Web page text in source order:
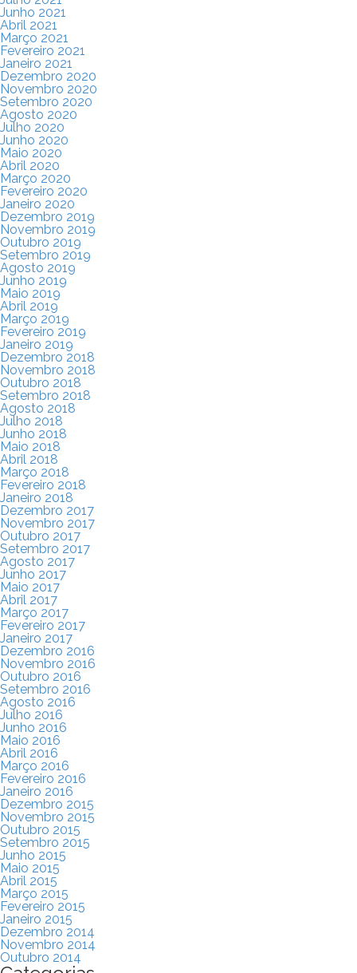
Junho 2021
Abril 2021
Março 2021
Fevereiro 2021
Janeiro 2021
Dezembro 2020
Novembro 2020
Setembro 2020
Agosto 2020
Julho 2020
Junho 2020
Maio 2020
Abril 2020
Março 2020
Fevereiro 2020
Janeiro 2020
Dezembro 2019
Novembro 2019
Outubro 2019
Setembro 2019
Agosto 2019
Junho 2019
Maio 2019
Abril 2019
Março 2019
Fevereiro 2019
Janeiro 2019
Dezembro 2018
Novembro 2018
Outubro 2018
Setembro 2018
Agosto 2018
Julho 2018
Junho 2018
Maio 2018
Abril 2018
Março 2018
Fevereiro 2018
Janeiro 2018
Dezembro 2017
Novembro 2017
Outubro 2017
Setembro 2017
Agosto 2017
Junho 2017
Maio 2017
Abril 2017
Março 2017
Fevereiro 2017
Janeiro 2017
Dezembro 2016
Novembro 2016
Outubro 2016
Setembro 2016
Agosto 2016
Julho 2016
Junho 2016
Maio 2016
Abril 2016
Março 2016
Fevereiro 2016
Janeiro 2016
Dezembro 2015
Novembro 2015
Outubro 2015
Setembro 2015
Junho 2015
Maio 2015
Abril 2015
Março 2015
Fevereiro 2015
Janeiro 2015
Dezembro 2014
Novembro 2014
Outubro 2014